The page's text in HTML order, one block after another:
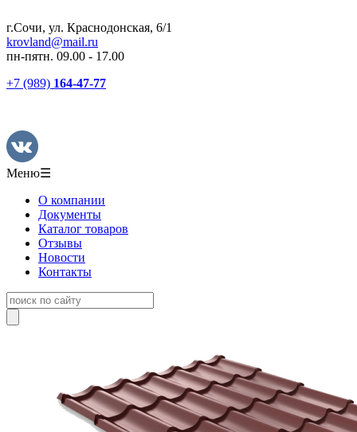
г.Сочи, ул. Краснодонская, 6/1
krovland@mail.ru
пн-пятн. 09.00 - 17.00
+7 (989) 164-47-77
Меню☰
О компании
Документы
Каталог товаров
Отзывы
Новости
Контакты